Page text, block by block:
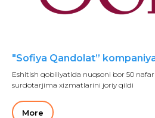
"Sofiya Qandolat”
Eshitish qobiliyatida nuqsoni bor 50
surdotarjima xizmatlarini joriy qildi
More